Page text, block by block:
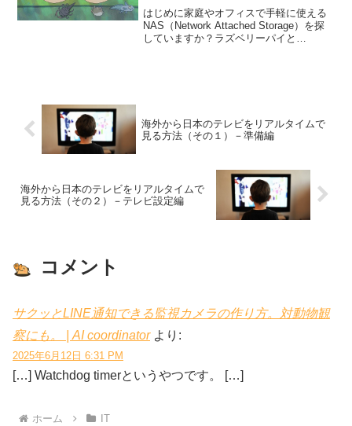
はじめに家庭やオフィスで手軽に使える
NAS（Network Attached Storage）を探
していますか？ラズベリーパイと
海外から日本のテレビをリアルタイムで
見る方法（その１）－準備編
海外から日本のテレビをリアルタイムで
見る方法（その２）－テレビ設定編
コメント
サクッとLINE通知できる監視カメラの作り方。対動物観
察にも。 | AI coordinator より:
2025年6月12日 6:31 PM
[…] Watchdog timerというやつです。 […]
ホーム IT